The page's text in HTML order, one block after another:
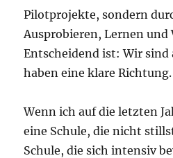
Pilotprojekte, sondern
Ausprobieren, Lernen
Entscheidend ist: Wir sind
haben eine klare Richtung.
Wenn ich auf die letzten
eine Schule, die nicht
Schule, die sich intensiv